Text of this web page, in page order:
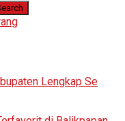
Lengkap Se